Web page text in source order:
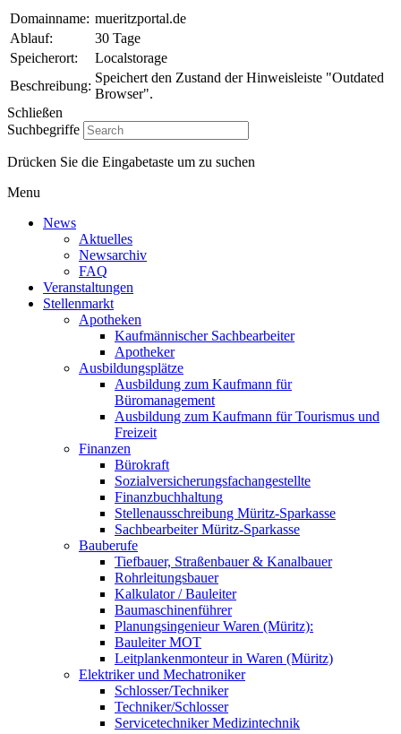
Domainname: mueritzportal.de
Ablauf:
30 Tage
Speicherort:
Localstorage
Beschreibung:
Speichert den Zustand der Hinweisleiste "Outdated
Browser".
Schließen
Suchbegriffe
Drücken Sie die Eingabetaste um zu suchen
Menu
News
Aktuelles
Newsarchiv
FAQ
Veranstaltungen
Stellenmarkt
Apotheken
Kaufmännischer Sachbearbeiter
Apotheker
Ausbildungsplätze
Ausbildung zum Kaufmann für
Büromanagement
Ausbildung zum Kaufmann für Tourismus und
Freizeit
Finanzen
Bürokraft
Sozialversicherungsfachangestellte
Finanzbuchhaltung
Stellenausschreibung Müritz-Sparkasse
Sachbearbeiter Müritz-Sparkasse
Bauberufe
Tiefbauer, Straßenbauer & Kanalbauer
Rohrleitungsbauer
Kalkulator / Bauleiter
Baumaschinenführer
Planungsingenieur Waren (Müritz):
Bauleiter MOT
Leitplankenmonteur in Waren (Müritz)
Elektriker und Mechatroniker
Schlosser/Techniker
Techniker/Schlosser
Servicetechniker Medizintechnik